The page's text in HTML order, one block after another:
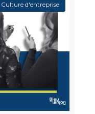
Culture d'entreprise